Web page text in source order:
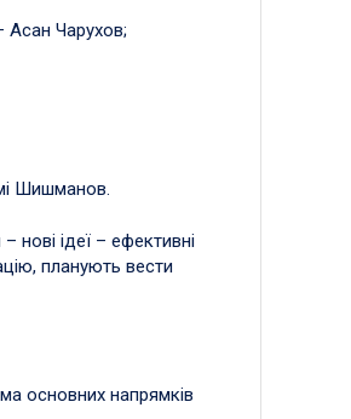
Асан Чарухов;
Шишманов.
нові ідеї – ефективні
планують вести
основних напрямків